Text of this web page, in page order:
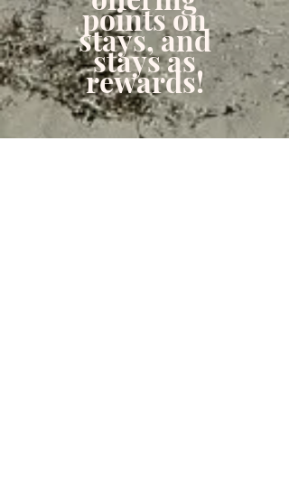
points on
stays, and
stays as
rewards!